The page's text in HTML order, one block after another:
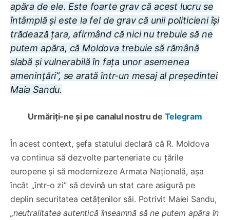
apăra de ele. Este foarte grav că acest lucru se
întâmplă și este la fel de grav că unii politicieni își
trădează țara, afirmând că nici nu trebuie să ne
putem apăra, că Moldova trebuie să rămână
slabă și vulnerabilă în fața unor asemenea
amenințări”, se arată într-un mesaj al președintei
Maia Sandu.
Urmăriți-ne și pe canalul nostru de Telegram
În acest context, șefa statului declară că R. Moldova
va continua să dezvolte parteneriate cu țările
europene și să modernizeze Armata Națională, așa
încât „într-o zi” să devină un stat care asigură pe
deplin securitatea cetățenilor săi. Potrivit Maiei Sandu,
„neutralitatea autentică înseamnă să ne putem apăra în